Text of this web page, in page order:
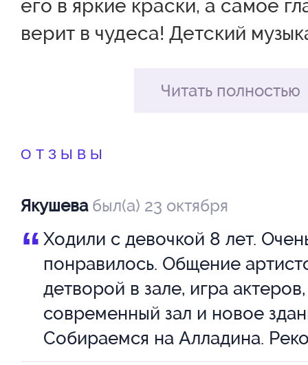
Иванова
Варвара
Козлова
Малкова
Мария
Миронова
Евгения
его в яркие краски, а самое
верит в чудеса! Детский
Линдгрен поставлен в лучших
дарит маленьким зрителям
их родителям вернуться в
детства, ведь с Пеппи
скучно!
Этот музыкальный спектакль
повести Астрид Линдгрен –
настоящее театральное
Читать полностью
ОТЗЫВЫ
Якушевабыл(а) 23 октября
“ Ходили с девочкой 8 лет.
понравилось. Общение
детворой в зале, игра актеров,
современный зал и новое
Собираемся на Алладина.